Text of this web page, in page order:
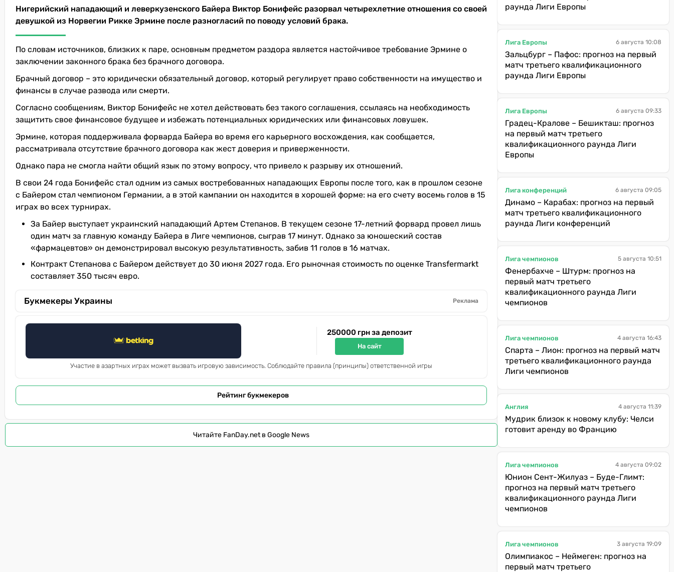
Нигерийский нападающий и леверкузенского Байера Виктор Бонифейс разорвал четырехлетние отношения со своей
девушкой из Норвегии Рикке Эрмине после разногласий по поводу условий брака.
По словам источников, близких к паре, основным предметом раздора является настойчивое требование Эрмине о
заключении законного брака без брачного договора.
Брачный договор – это юридически обязательный договор, который регулирует право собственности на имущество и
финансы в случае развода или смерти.
Согласно сообщениям, Виктор Бонифейс не хотел действовать без такого соглашения, ссылаясь на необходимость
защитить свое финансовое будущее и избежать потенциальных юридических или финансовых ловушек.
Эрмине, которая поддерживала форварда Байера во время его карьерного восхождения, как сообщается,
рассматривала отсутствие брачного договора как жест доверия и приверженности.
Однако пара не смогла найти общий язык по этому вопросу, что привело к разрыву их отношений.
В свои 24 года Бонифейс стал одним из самых востребованных нападающих Европы после того, как в прошлом сезоне
с Байером стал чемпионом Германии, а в этой кампании он находится в хорошей форме: на его счету восемь голов в 15
играх во всех турнирах.
За Байер выступает украинский нападающий Артем Степанов. В текущем сезоне 17-летний форвард провел лишь
один матч за главную команду Байера в Лиге чемпионов, сыграв 17 минут. Однако за юношеский состав
«фармацевтов» он демонстрировал высокую результативность, забив 11 голов в 16 матчах.
Контракт Степанова с Байером действует до 30 июня 2027 года. Его рыночная стоимость по оценке Transfermarkt
составляет 350 тысяч евро.
Букмекеры Украины Реклама
250000 грн за депозит
На сайт
Участие в азартных играх может вызвать игровую зависимость. Соблюдайте правила (принципы) ответственной игры
Рейтинг букмекеров
Читайте FanDay.net в Google News
раунда Лиги Европы
Лига Европы 6 августа 10:08
Зальцбург – Пафос: прогноз на первый
матч третьего квалификационного
раунда Лиги Европы
Лига Европы 6 августа 09:33
Градец-Кралове – Бешикташ: прогноз
на первый матч третьего
квалификационного раунда Лиги
Европы
Лига конференций 6 августа 09:05
Динамо – Карабах: прогноз на первый
матч третьего квалификационного
раунда Лиги конференций
Лига чемпионов 5 августа 10:51
Фенербахче – Штурм: прогноз на
первый матч третьего
квалификационного раунда Лиги
чемпионов
Лига чемпионов 4 августа 16:43
Спарта – Лион: прогноз на первый матч
третьего квалификационного раунда
Лиги чемпионов
Англия 4 августа 11:39
Мудрик близок к новому клубу: Челси
готовит аренду во Францию
Лига чемпионов 4 августа 09:02
Юнион Сент-Жилуаз – Буде-Глимт:
прогноз на первый матч третьего
квалификационного раунда Лиги
чемпионов
Лига чемпионов 3 августа 19:09
Олимпиакос – Неймеген: прогноз на
первый матч третьего